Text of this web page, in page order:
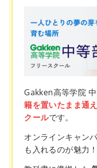
Gakken高等学院 中
籍を置いたまま通
クールです。
オンラインキャン
も入れるのが魅力！